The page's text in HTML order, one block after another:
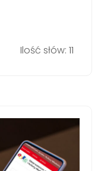
Ilość słów: 11